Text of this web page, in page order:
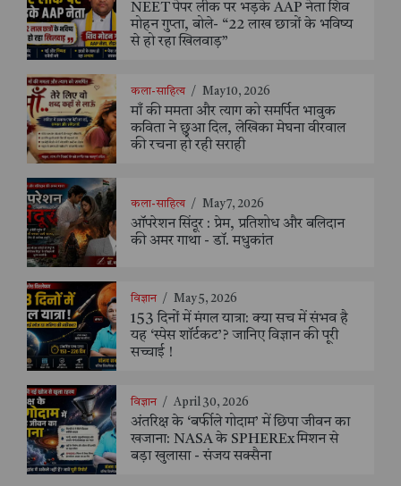
NEET पेपर लीक पर भड़के AAP नेता शिव
मोहन गुप्ता, बोले- “22 लाख छात्रों के भविष्य
से हो रहा खिलवाड़”
कला-साहित्य / May 10, 2026
माँ की ममता और त्याग को समर्पित भावुक
कविता ने छुआ दिल, लेखिका मेघना वीरवाल
की रचना हो रही सराही
कला-साहित्य / May 7, 2026
ऑपरेशन सिंदूर : प्रेम, प्रतिशोध और बलिदान
की अमर गाथा - डॉ. मधुकांत
विज्ञान / May 5, 2026
153 दिनों में मंगल यात्रा: क्या सच में संभव है
यह ‘स्पेस शॉर्टकट’? जानिए विज्ञान की पूरी
सच्चाई !
विज्ञान / April 30, 2026
अंतरिक्ष के ‘बर्फीले गोदाम’ में छिपा जीवन का
खजाना: NASA के SPHEREx मिशन से
बड़ा खुलासा - संजय सक्सैना